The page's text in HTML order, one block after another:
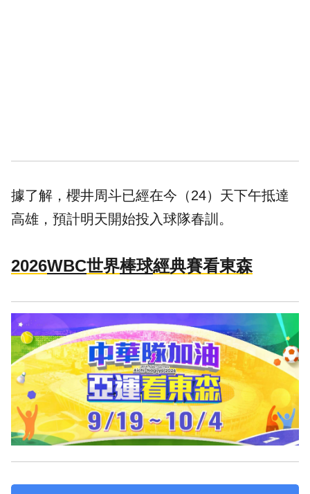
據了解，櫻井周斗已經在今（24）天下午抵達
高雄，預計明天開始投入球隊春訓。
2026WBC世界棒球經典賽看東森